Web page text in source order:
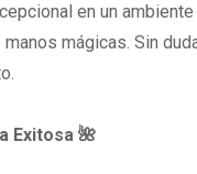
en un ambiente
manos mágicas. Sin
Exitosa 🌺